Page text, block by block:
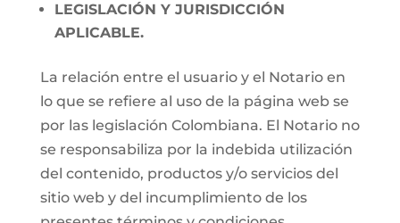
LEGISLACIÓN Y JURISDICCIÓN
APLICABLE.
La relación entre el usuario y el Notario en
lo que se refiere al uso de la página web se
por las legislación Colombiana. El Notario no
se responsabiliza por la indebida utilización
del contenido, productos y/o servicios del
sitio web y del incumplimiento de los